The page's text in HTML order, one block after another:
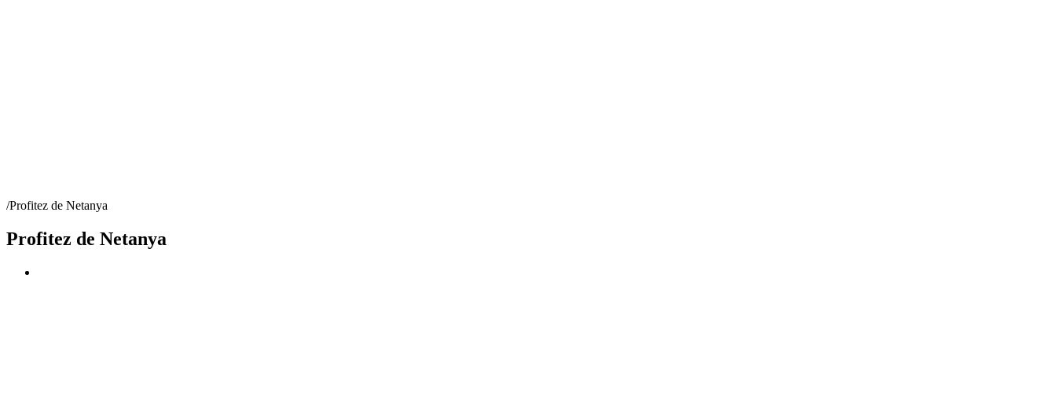
/Profitez de Netanya
Profitez de Netanya